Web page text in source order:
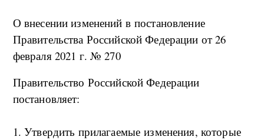
О внесении изменений в постановление
Правительства Российской Федерации от 26
февраля 2021 г. № 270
Правительство Российской Федерации
постановляет:
1. Утвердить прилагаемые изменения, которые